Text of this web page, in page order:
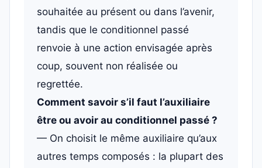
souhaitée au présent ou dans l’avenir,
tandis que le conditionnel passé
renvoie à une action envisagée après
coup, souvent non réalisée ou
regrettée.
Comment savoir s’il faut l’auxiliaire
être ou avoir au conditionnel passé ?
— On choisit le même auxiliaire qu’aux
autres temps composés : la plupart des